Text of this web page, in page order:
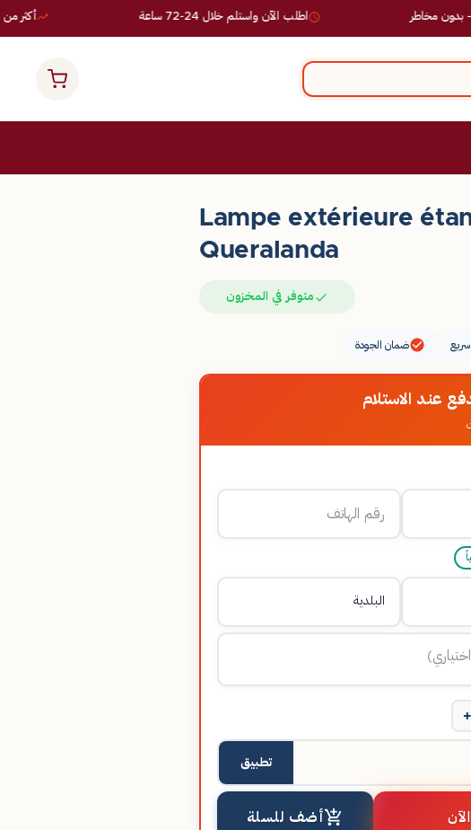
أكثر من 10,000 طلب ناجح اطلب الآن واستلم خلال 24-72 ساعة مخاطر
Lampe extérieure
Queralanda
متوفر في المخزون
ضمان الجودة
عند الاستلام
+
تطبيق
أضف للسلة